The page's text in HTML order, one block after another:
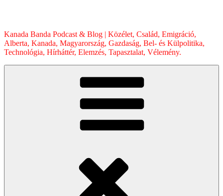
Kanada Banda Podcast & Blog | Közélet, Család, Emigráció,
Alberta, Kanada, Magyarország, Gazdaság, Bel- és Külpolitika,
Technológia, Hírháttér, Elemzés, Tapasztalat, Vélemény.